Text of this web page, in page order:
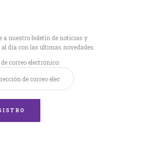
a nuestro boletín de noticias y
día con las últimas novedades.
correo electrónico: